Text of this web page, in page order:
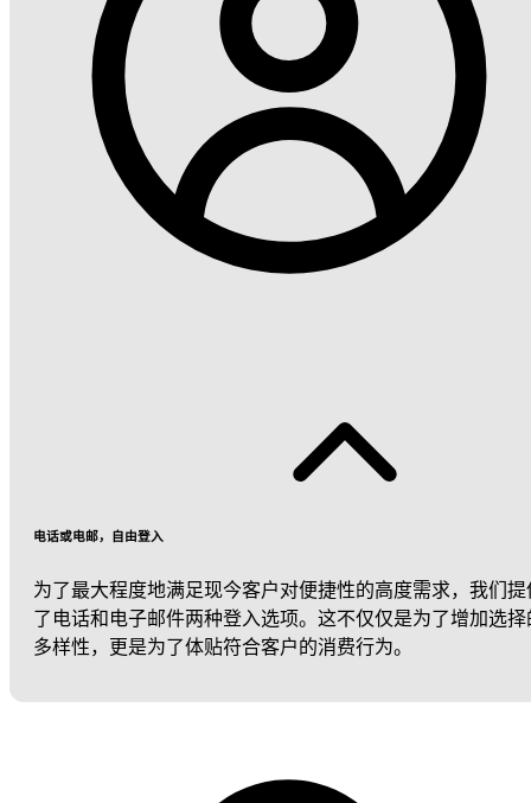
电话或电邮，自由登入
为了最大程度地满足现今客户对便捷性的高度需求，我们提
了电话和电子邮件两种登入选项。这不仅仅是为了增加选择
多样性，更是为了体贴符合客户的消费行为。